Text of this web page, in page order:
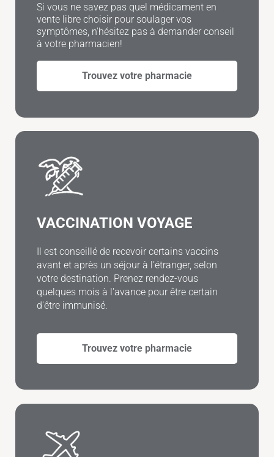
Si vous ne savez pas quel médicament en
vente libre choisir pour soulager vos
symptômes, n'hésitez pas à demander conseil
à votre pharmacien!
Trouvez votre pharmacie
VACCINATION VOYAGE
Il est conseillé de recevoir certains vaccins
avant et après un séjour à l’étranger, selon
votre destination. Prenez rendez-vous
quelques mois à l'avance pour être certain
d'être immunisé.
Trouvez votre pharmacie